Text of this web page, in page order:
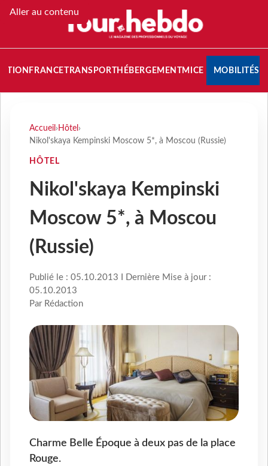
Aller au contenu
FRANCETRANSPORT HÉBERGEMENTMICE MOBILITÉS
Accueil › Hôtel ›
Nikol'skaya Kempinski Moscow 5*, à Moscou (Russie)
HÔTEL
Nikol'skaya Kempinski
Moscow 5*, à Moscou
(Russie)
Publié le : 05.10.2013 I Dernière Mise à jour :
05.10.2013
Par Rédaction
Charme Belle Époque à deux pas de la place
Rouge.